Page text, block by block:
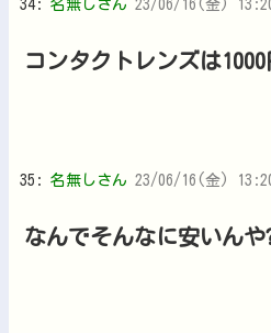
34: 名無しさん 23/06/16(金)
コンタクトレンズは
35: 名無しさん 23/06/16(金)
なんでそんなに安いんや